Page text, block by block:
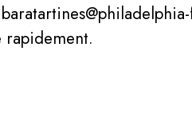
rapidement.